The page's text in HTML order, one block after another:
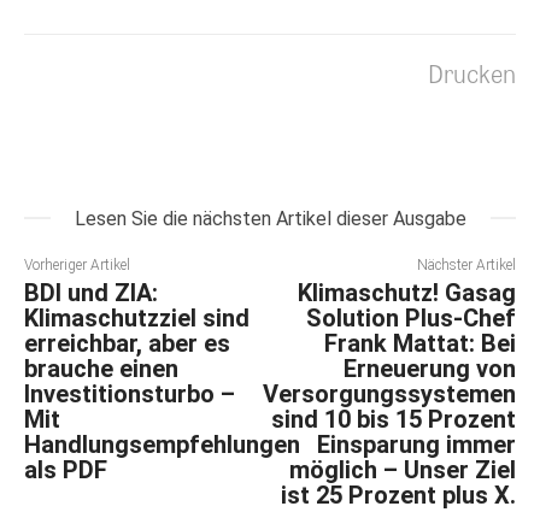
Drucken
Lesen Sie die nächsten Artikel dieser Ausgabe
Vorheriger Artikel
BDI und ZIA:
Klimaschutzziel sind
erreichbar, aber es
brauche einen
Investitionsturbo –
Mit
Handlungsempfehlungen
als PDF
Nächster Artikel
Klimaschutz! Gasag
Solution Plus-Chef
Frank Mattat: Bei
Erneuerung von
Versorgungssystemen
sind 10 bis 15 Prozent
Einsparung immer
möglich – Unser Ziel
ist 25 Prozent plus X.